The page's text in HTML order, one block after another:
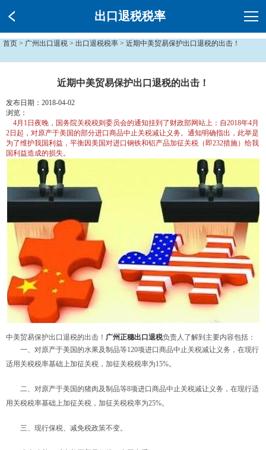
出口退税税率
首页 > 广州出口退税 > 出口退税税率 > 近期中美贸易保护出口退税的出击！
近期中美贸易保护出口退税的出击！
发布日期：2018-04-02
浏览：
4月1日夜晚，国务院关税税则委员会的通知挂到了财政部网站上：自2018年4月
2日起，对原产于美国的部分进口商品中止关税减让义务。通知明确指出，此举是
为了维护我国利益，平衡因美国对进口钢铁和铝产品加征关税（即232措施）给我
国利益造成的损失。
中美贸易保护出口退税的出击！ 广州正穗出口退税负责人了解到 主要内容包括：
一、对原产于美国的水果及制品等120项进口商品中止关税减让义务，在现行
适用关税税率基础上加征关税，加征关税税率为15%。
二、对原产于美国的猪肉及制品等8项进口商品中止关税减让义务，在现行适
用关税税率基础上加征关税，加征关税税率为25%。
三、现行保税、减免税政策不变。